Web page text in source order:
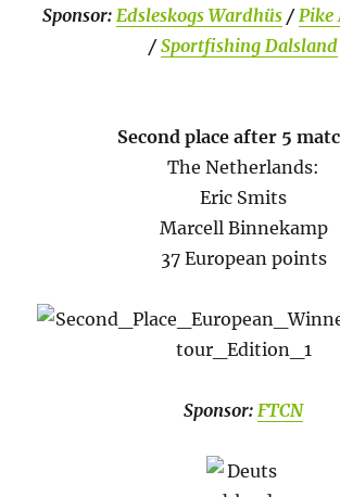
Sponsor: Edsleskogs Wardhüs / Pike
/Sportfishing Dalsland
Second place after 5
The Netherlands:
Eric Smits
Marcell Binnekamp
37 European points
Sponsor: FTCN